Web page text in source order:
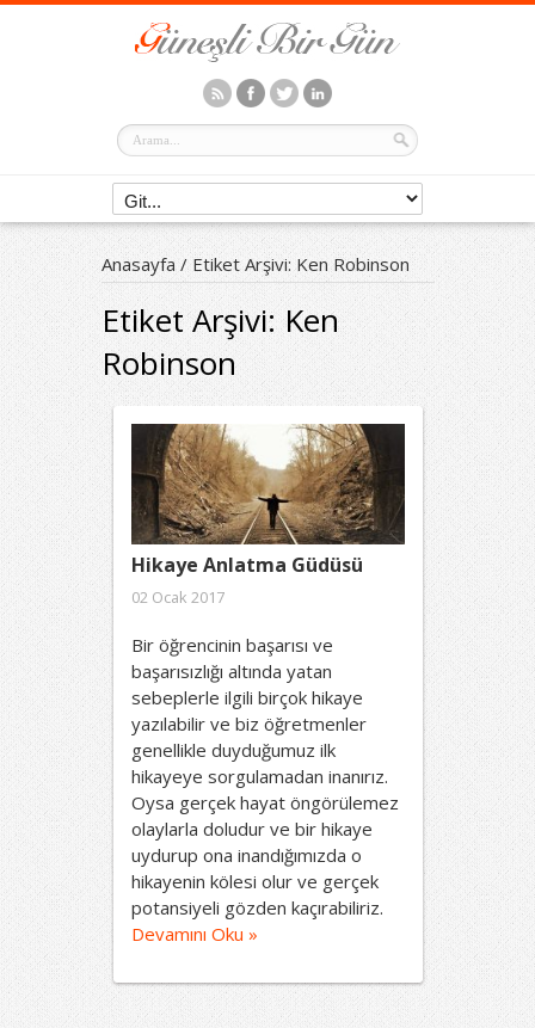
Anasayfa / Etiket Arşivi: Ken Robinson
Etiket Arşivi:Ken
Robinson
Hikaye Anlatma Güdüsü
02 Ocak 2017
Bir öğrencinin başarısı ve
başarısızlığı altında yatan
sebeplerle ilgili birçok hikaye
yazılabilir ve biz öğretmenler
genellikle duyduğumuz ilk
hikayeye sorgulamadan inanırız.
Oysa gerçek hayat öngörülemez
olaylarla doludur ve bir hikaye
uydurup ona inandığımızda o
hikayenin kölesi olur ve gerçek
potansiyeli gözden kaçırabiliriz.
Devamını Oku »